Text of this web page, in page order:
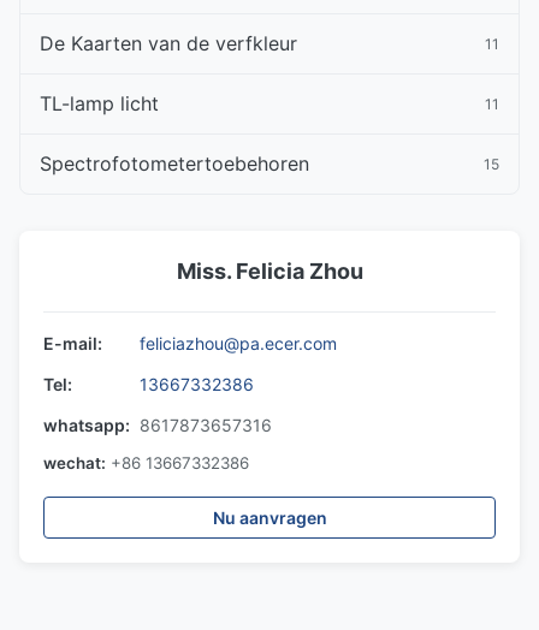
De Kaarten van de verfkleur 11
TL-lamp licht 11
Spectrofotometertoebehoren 15
Miss. Felicia Zhou
E-mail:
feliciazhou@pa.ecer.com
Tel:
13667332386
whatsapp: 8617873657316
wechat: +86 13667332386
Nu aanvragen